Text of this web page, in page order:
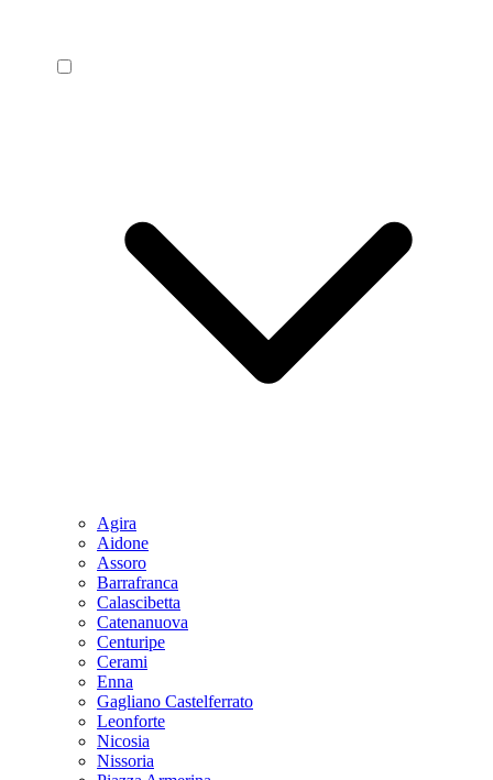
Agira
Aidone
Assoro
Barrafranca
Calascibetta
Catenanuova
Centuripe
Cerami
Enna
Gagliano Castelferrato
Leonforte
Nicosia
Nissoria